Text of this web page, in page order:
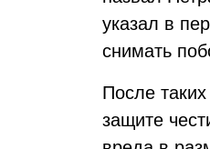
указал в
снимать
После
защите